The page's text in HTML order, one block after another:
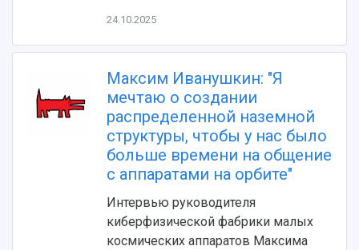
3D-тур по университету
Музеи
Учебный аэродром
Центр истории авиационных двигателей
Ботанический сад
Умный дом бабочек
Международный межвузовский кампус
Сведения об образовательной организации
Видеолекции
Противодействие COVID-19
деятельности
Научные конференции
Публикации и издания
Отчеты о проведенных конференциях
24.10.2025
Максим Иванушкин: "Я
мечтаю о создании
распределенной наземной
структуры, чтобы у нас было
больше времени на общение
с аппаратами на орбите"
Интервью руководителя
киберфизической фабрики малых
космических аппаратов Максима